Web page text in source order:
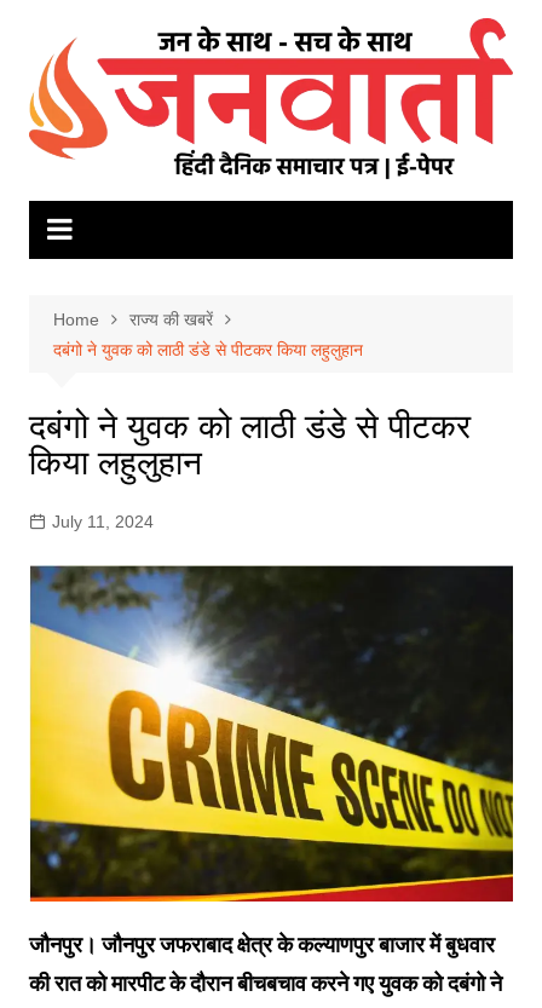
content
Home
राज्य की खबरें
दबंगो ने युवक को लाठी डंडे से पीटकर किया लहुलुहान
दबंगो ने युवक को लाठी डंडे से पीटकर
किया लहुलुहान
July 11, 2024
जौनपुर। जौनपुर जफराबाद क्षेत्र के कल्याणपुर बाजार में बुधवार
की रात को मारपीट के दौरान बीचबचाव करने गए युवक को दबंगो ने